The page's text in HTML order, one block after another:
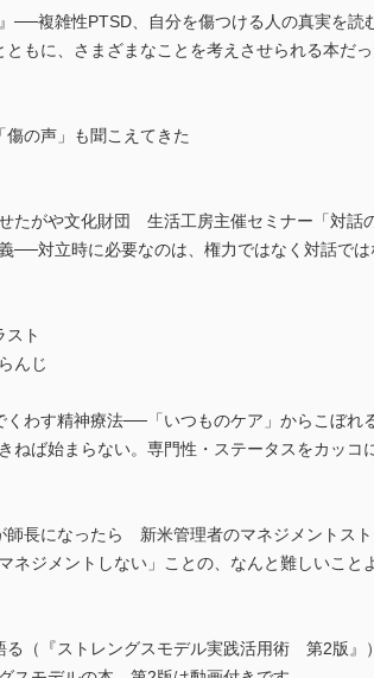
』──複雑性PTSD、自分を傷つける人の真実を読
ともに、さまざまなことを考えさせられる本だっ
傷の声」も聞こえてきた
せたがや文化財団 生活工房主催セミナー「対
──対立時に必要なのは、権力ではなく対話では
スト
んじ
くわす精神療法──「いつものケア」からこぼれ
ねば始まらない。専門性・ステータスをカッコ
師長になったら 新米管理者のマネジメントス
マネジメントしない」ことの、なんと難しいこと
る（『ストレングスモデル実践活用術 第2版』）